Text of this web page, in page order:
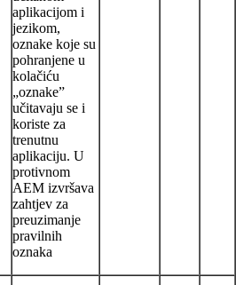
aplikacijom i
jezikom,
oznake koje su
pohranjene u
kolačiću
„oznake”
učitavaju se i
koriste za
trenutnu
aplikaciju. U
protivnom
AEM izvršava
zahtjev za
preuzimanje
pravilnih
oznaka